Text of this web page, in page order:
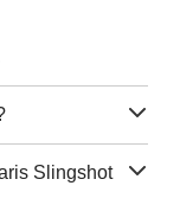
Slingshot